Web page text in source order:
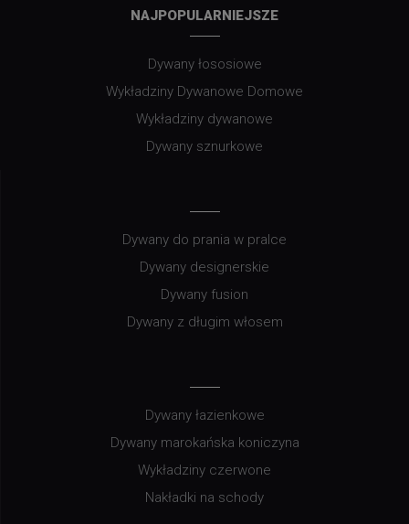
NAJPOPULARNIEJSZE
Dywany łososiowe
Wykładziny Dywanowe Domowe
Wykładziny dywanowe
Dywany sznurkowe
Dywany do prania w pralce
Dywany designerskie
Dywany fusion
Dywany z długim włosem
Dywany łazienkowe
Dywany marokańska koniczyna
Wykładziny czerwone
Nakładki na schody